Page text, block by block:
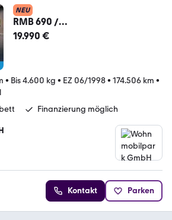
NEU
RMB 690 /
Festbett/Hubbett/Markise
19.990 €
• Bis 4.600 kg • EZ 06/1998• 174.506 km •
Finanzierung möglich
Kontakt Parken